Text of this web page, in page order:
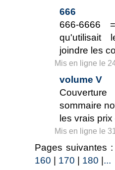
666
666-6666
qu'utilisait
joindre les
Mis en ligne le
volume V
sommaire
les vrais
Mis en ligne le
Pages suivantes :
160
170 180 ...